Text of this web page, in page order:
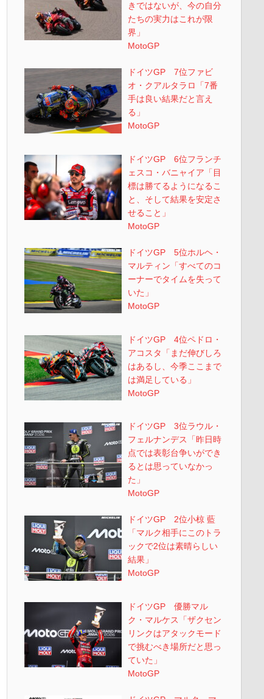
きではないが、今の自分
たちの実力はこれが限
界」
MotoGP
ドイツGP 7位ファビ
オ・クアルタラロ「7番
手は良い結果だと言え
る」
MotoGP
ドイツGP 6位フランチ
ェスコ・バニャイア「目
標は勝てるようになるこ
と、そして結果を安定さ
せること」
MotoGP
ドイツGP 5位ホルヘ・
マルティン「すべてのコ
ーナーでタイムを失って
いた」
MotoGP
ドイツGP 4位ペドロ・
アコスタ「まだ伸びしろ
はあるし、今季ここまで
は満足している」
MotoGP
ドイツGP 3位ラウル・
フェルナンデス「昨日時
点では表彰台争いができ
るとは思っていなかっ
た」
MotoGP
ドイツGP 2位小椋 藍
「マルク相手にこのトラ
ックで2位は素晴らしい
結果」
MotoGP
ドイツGP 優勝マル
ク・マルケス「ザクセン
リンクはアタックモード
で挑むべき場所だと思っ
ていた」
MotoGP